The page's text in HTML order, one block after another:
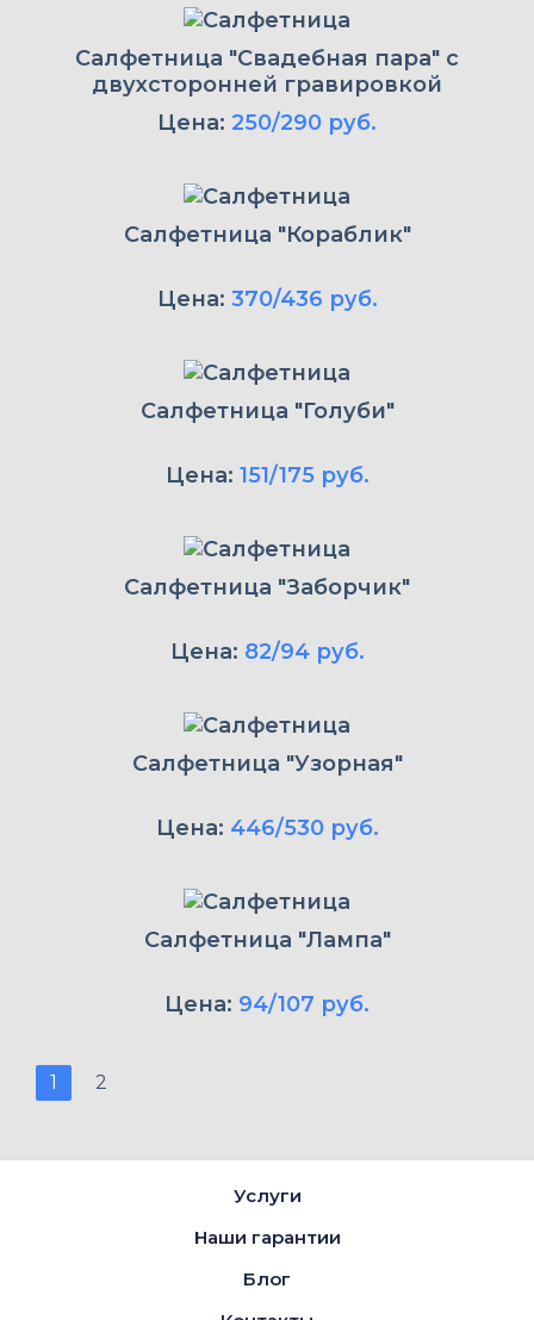
Салфетница "Свадебная пара" с
двухсторонней гравировкой
Цена: 250/290 руб.
Салфетница "Кораблик"
Цена: 370/436 руб.
Салфетница "Голуби"
Цена: 151/175 руб.
Салфетница "Заборчик"
Цена: 82/94 руб.
Салфетница "Узорная"
Цена: 446/530 руб.
Салфетница "Лампа"
Цена: 94/107 руб.
1 2
Услуги
Наши гарантии
Блог